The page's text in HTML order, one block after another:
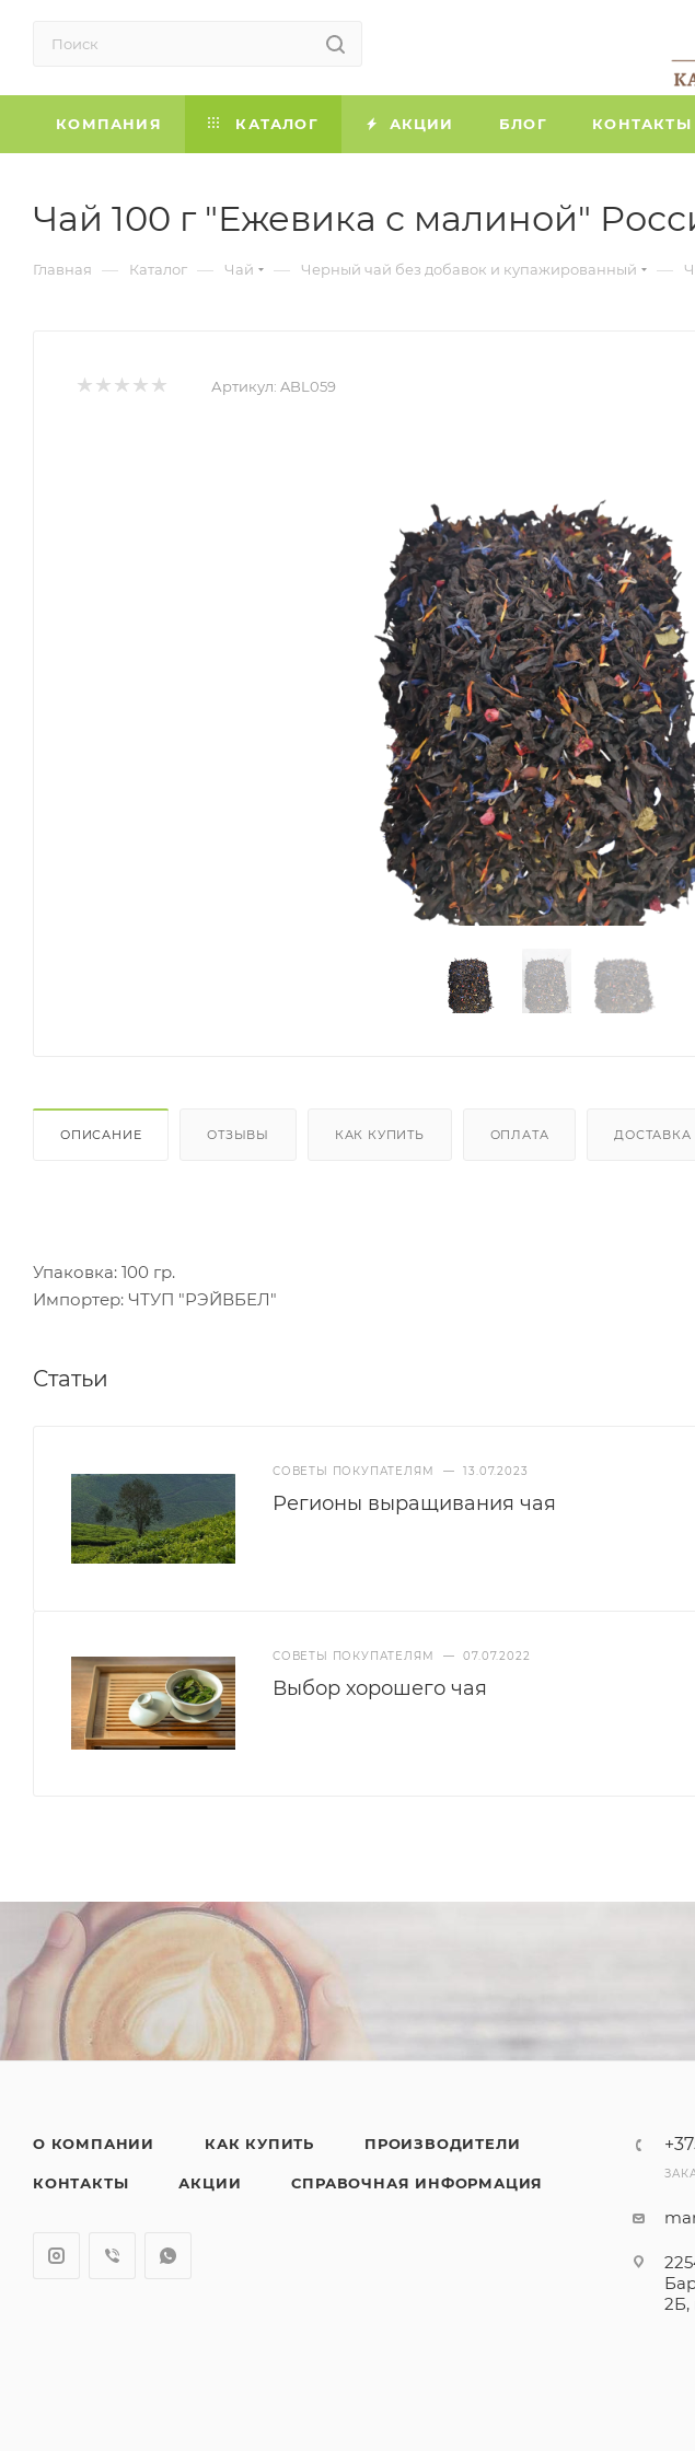
КОМПАНИЯ КАТАЛОГ АКЦИИ БЛОГ КОНТАКТЫ
Чай 100 г "Ежевика с малиной"
Главная — Каталог — Чай — Черный чай без добавок и купажированный —
Артикул: ABL059
ОПИСАНИЕ ОТЗЫВЫ КАК КУПИТЬ ОПЛАТА ДОСТАВКА
Упаковка: 100 гр.
Импортер: ЧТУП "РЭЙВБЕЛ"
Статьи
СОВЕТЫ ПОКУПАТЕЛЯМ — 13.07.2023
Регионы выращивания чая
СОВЕТЫ ПОКУПАТЕЛЯМ — 07.07.2022
Выбор хорошего чая
О КОМПАНИИ КАК КУПИТЬ ПРОИЗВОДИТЕЛИ
КОНТАКТЫ АКЦИИ СПРАВОЧНАЯ ИНФОРМАЦИЯ
2Б,